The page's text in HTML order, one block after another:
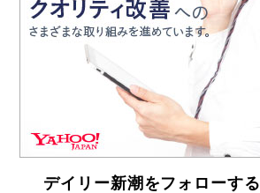
デイリー新潮をフォローする